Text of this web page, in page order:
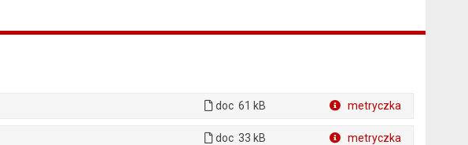
doc 61 kB metryczka
doc 33 kB metryczka